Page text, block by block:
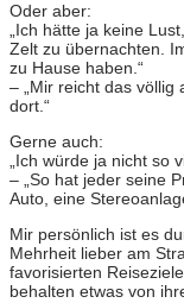
Oder aber:
„Ich hätte ja keine
Zelt zu übernachten.
zu Hause haben.“
– „Mir reicht das völlig
dort.“
Gerne auch:
„Ich würde ja nicht so
– „So hat jeder seine
Auto, eine
Mir persönlich ist es
Mehrheit lieber am
favorisierten
behalten etwas von